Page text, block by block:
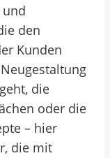
den
Kunden
die
oder die
– hier
die mit